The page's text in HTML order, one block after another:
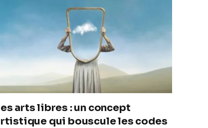
arts libres : un concept
qui bouscule les codes